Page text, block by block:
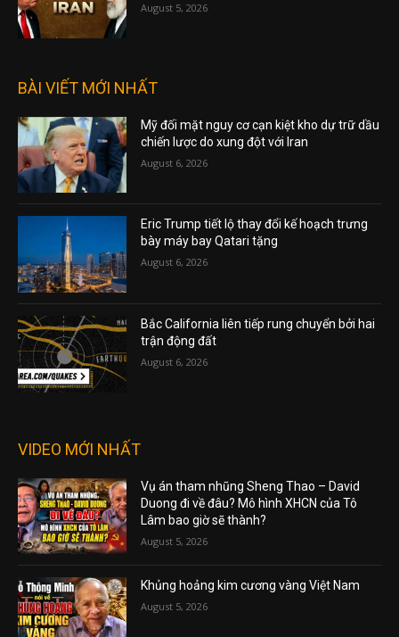
August 5, 2026
BÀI VIẾT MỚI NHẤT
Mỹ đối mặt nguy cơ cạn kiệt kho dự trữ dầu
chiến lược do xung đột với Iran
August 6, 2026
Eric Trump tiết lộ thay đổi kế hoạch trưng
bày máy bay Qatari tặng
August 6, 2026
Bắc California liên tiếp rung chuyển bởi hai
trận động đất
August 6, 2026
VIDEO MỚI NHẤT
Vụ án tham nhũng Sheng Thao – David
Duong đi về đâu? Mô hình XHCN của Tô
Lâm bao giờ sẽ thành?
August 5, 2026
Khủng hoảng kim cương vàng Việt Nam
August 5, 2026